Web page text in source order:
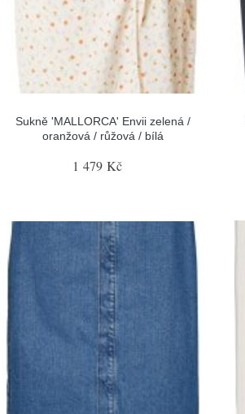
Sukně 'MALLORCA' Envii zelená /
oranžová / růžová / bílá
1 479 Kč